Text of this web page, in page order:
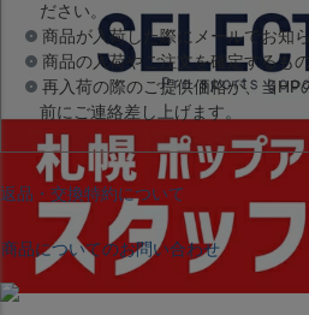
ださい。
商品が入荷した際にメールでお知
商品の入荷やご注文を確定するも
再入荷の際のご提供価格が、当HP
前にご連絡差し上げます。
返品・交換特約について
商品についてのお問い合わせ